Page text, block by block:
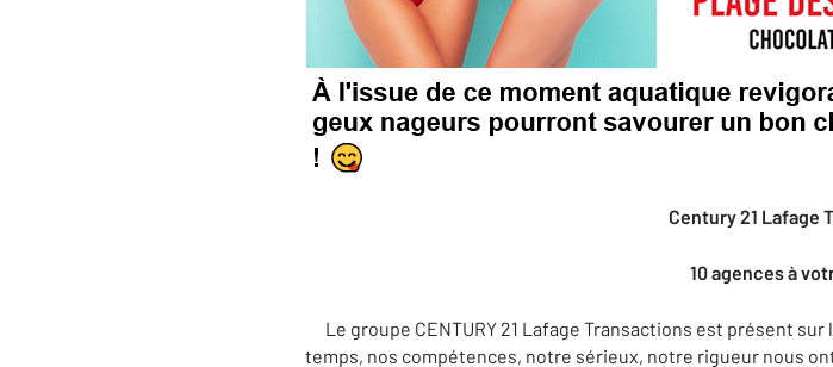
Century 21 Lafage
10 agences à
Le groupe CENTURY 21 Lafage Transactions est présent
temps, nos compétences, notre sérieux, notre rigueur nous